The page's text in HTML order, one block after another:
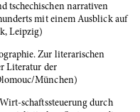
tschechischen narrativen
mit einem Ausblick auf
Leipzig)
Zur literarischen
Literatur der
München)
schaftssteuerung durch